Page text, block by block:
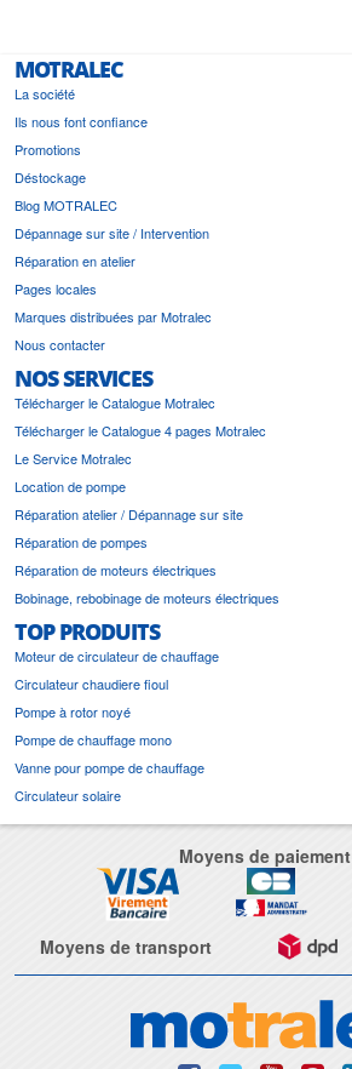
MOTRALEC
La société
Ils nous font confiance
Promotions
Déstockage
Blog MOTRALEC
Dépannage sur site / Intervention
Réparation en atelier
Pages locales
Marques distribuées par Motralec
Nous contacter
NOS SERVICES
Télécharger le Catalogue Motralec
Télécharger le Catalogue 4 pages Motralec
Le Service Motralec
Location de pompe
Réparation atelier / Dépannage sur site
Réparation de pompes
Réparation de moteurs électriques
Bobinage, rebobinage de moteurs électriques
TOP PRODUITS
Moteur de circulateur de chauffage
Circulateur chaudiere fioul
Pompe à rotor noyé
Pompe de chauffage mono
Vanne pour pompe de chauffage
Circulateur solaire
Moyens de paiement
Moyens de transport